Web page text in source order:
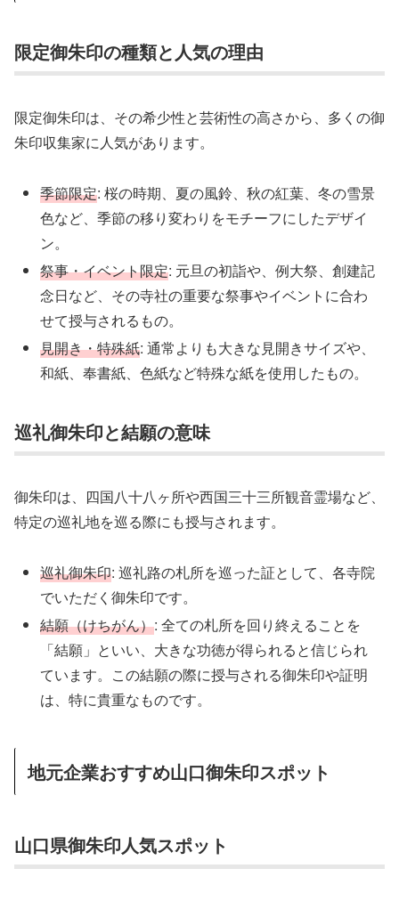
限定御朱印の種類と人気の理由
限定御朱印は、その希少性と芸術性の高さから、多くの御
朱印収集家に人気があります。
季節限定: 桜の時期、夏の風鈴、秋の紅葉、冬の雪景
色など、季節の移り変わりをモチーフにしたデザイ
ン。
祭事・イベント限定: 元旦の初詣や、例大祭、創建記
念日など、その寺社の重要な祭事やイベントに合わ
せて授与されるもの。
見開き・特殊紙: 通常よりも大きな見開きサイズや、
和紙、奉書紙、色紙など特殊な紙を使用したもの。
巡礼御朱印と結願の意味
御朱印は、四国八十八ヶ所や西国三十三所観音霊場など、
特定の巡礼地を巡る際にも授与されます。
巡礼御朱印: 巡礼路の札所を巡った証として、各寺院
でいただく御朱印です。
結願（けちがん）: 全ての札所を回り終えることを
「結願」といい、大きな功徳が得られると信じられ
ています。この結願の際に授与される御朱印や証明
は、特に貴重なものです。
地元企業おすすめ山口御朱印スポット
山口県御朱印人気スポット